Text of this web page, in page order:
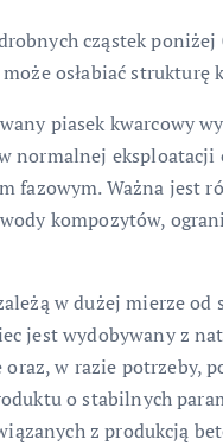
cząstek
osłabiać strukturę
piasek kwarcowy
normalnej
fazowym. Ważna jest
kompozytów,
w dużej mierze
jest wydobywany z
w razie potrzeby,
o stabilnych
z produkcją